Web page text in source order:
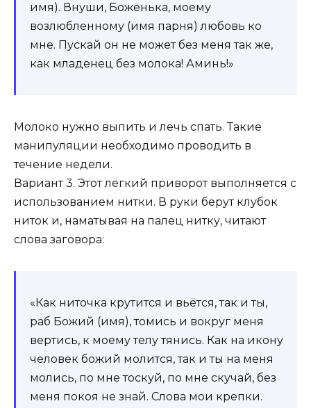
имя). Внуши, Боженька, моему
возлюбленному (имя парня) любовь ко
мне. Пускай он не может без меня так же,
как младенец без молока! Аминь!»
Молоко нужно выпить и лечь спать. Такие
манипуляции необходимо проводить в
течение недели.
Вариант 3. Этот лёгкий приворот выполняется с
использованием нитки. В руки берут клубок
ниток и, наматывая на палец нитку, читают
слова заговора:
«Как ниточка крутится и вьётся, так и ты,
раб Божий (имя), томись и вокруг меня
вертись, к моему телу тянись. Как на икону
человек божий молится, так и ты на меня
молись, по мне тоскуй, по мне скучай, без
меня покоя не знай. Слова мои крепки.